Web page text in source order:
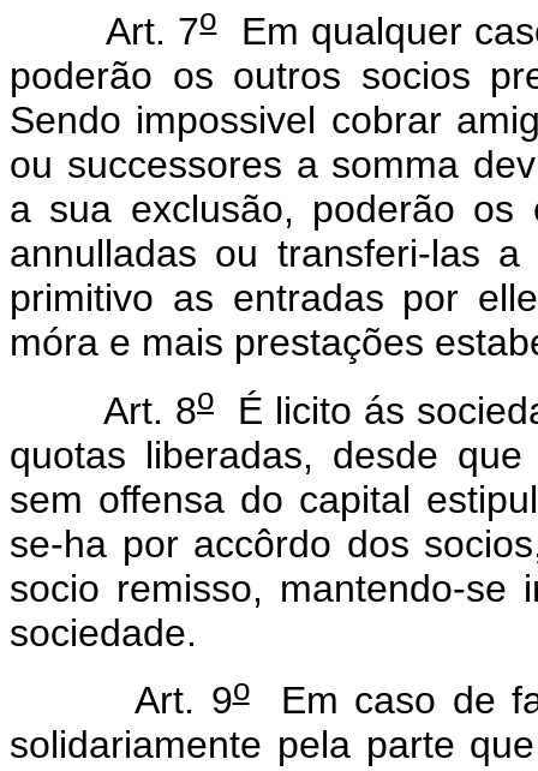
Art. 7oEm qualquer
poderão os outros socios
Sendo impossivel cobrar
ou successores a somma
a sua exclusão, poderão
annulladas ou transferi-las
primitivo as entradas por
móra e mais prestações
Art. 8o É licito ás
quotas liberadas, desde
sem offensa do capital
se-ha por accôrdo dos
socio remisso, mantendo-
sociedade.
Art. 9oEm caso de
solidariamente pela parte